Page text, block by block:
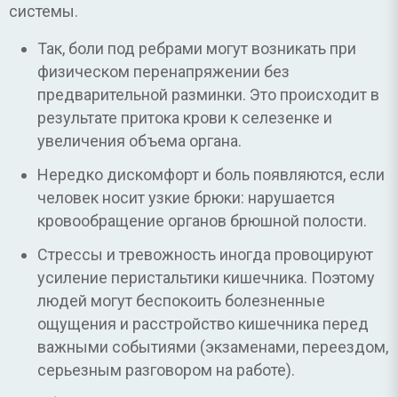
системы.
Так, боли под ребрами могут возникать при
физическом перенапряжении без
предварительной разминки. Это происходит в
результате притока крови к селезенке и
увеличения объема органа.
Нередко дискомфорт и боль появляются, если
человек носит узкие брюки: нарушается
кровообращение органов брюшной полости.
Стрессы и тревожность иногда провоцируют
усиление перистальтики кишечника. Поэтому
людей могут беспокоить болезненные
ощущения и расстройство кишечника перед
важными событиями (экзаменами, переездом,
серьезным разговором на работе).